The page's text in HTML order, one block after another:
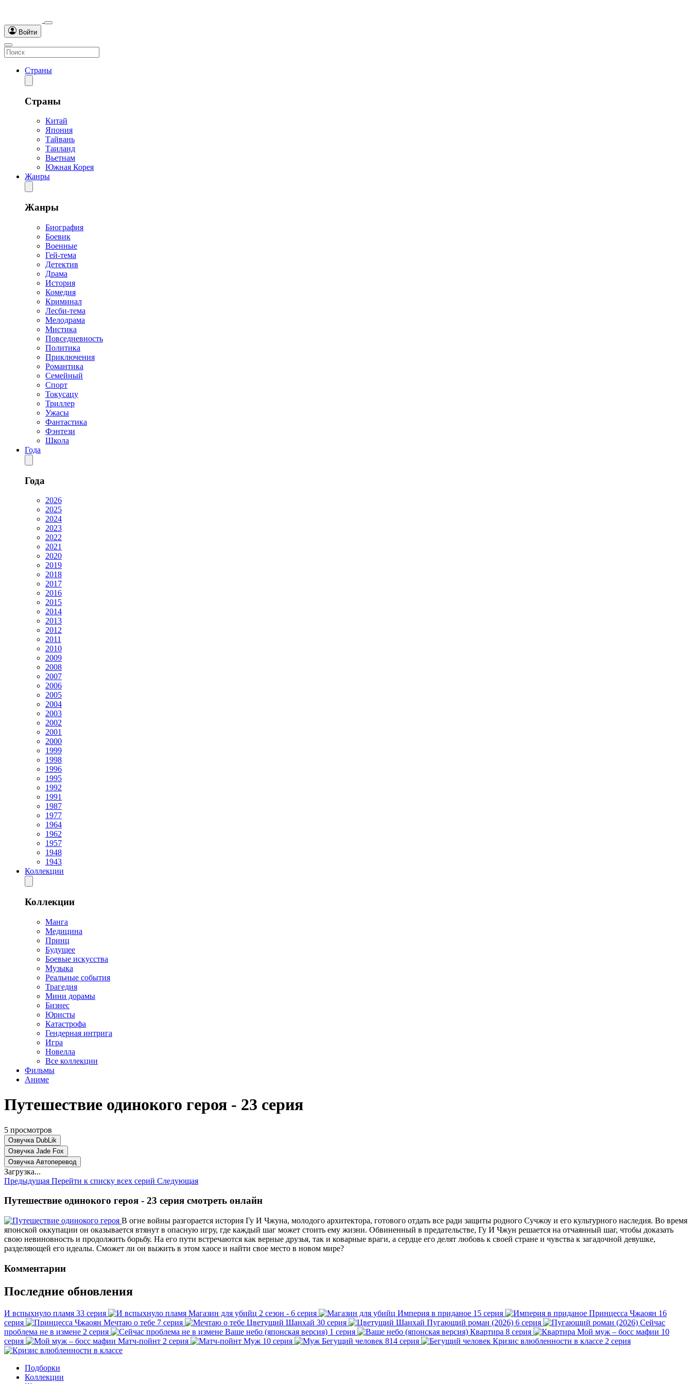
Войти
Страны
Страны
Китай
Япония
Тайвань
Таиланд
Вьетнам
Южная Корея
Жанры
Жанры
Биография
Боевик
Военные
Гей-тема
Детектив
Драма
История
Комедия
Криминал
Лесби-тема
Мелодрама
Мистика
Повседневность
Политика
Приключения
Романтика
Семейный
Спорт
Токусацу
Триллер
Ужасы
Фантастика
Фэнтези
Школа
Года
Года
2026
2025
2024
2023
2022
2021
2020
2019
2018
2017
2016
2015
2014
2013
2012
2011
2010
2009
2008
2007
2006
2005
2004
2003
2002
2001
2000
1999
1998
1996
1995
1992
1991
1987
1977
1964
1962
1957
1948
1943
Коллекции
Коллекции
Манга
Медицина
Принц
Будущее
Боевые искусства
Музыка
Реальные события
Трагедия
Мини дорамы
Бизнес
Юристы
Катастрофа
Гендерная интрига
Игра
Новелла
Все коллекции
Фильмы
Аниме
Путешествие одинокого героя - 23 серия
5 просмотров
Озвучка DubLik
Озвучка Jade Fox
Озвучка Автоперевод
Загрузка...
Предыдущая Перейти к списку всех серий Следующая
Путешествие одинокого героя - 23 серия смотреть онлайн
В огне войны разгорается история Гу И Чжуна, молодого архитектора, готового отдать все ради защиты родного Сучжоу и его культурного наследия. Во время
японской оккупации он оказывается втянут в опасную игру, где каждый шаг может стоить ему жизни. Обвиненный в предательстве, Гу И Чжун решается на отчаянный шаг, чтобы доказать
свою невиновность и продолжить борьбу. На его пути встречаются как верные друзья, так и коварные враги, а сердце его делят любовь к своей стране и чувства к загадочной девушке,
разделяющей его идеалы. Сможет ли он выжить в этом хаосе и найти свое место в новом мире?
Комментарии
Последние обновления
И вспыхнуло пламя 33 серия Магазин для убийц 2 сезон - 6 серия Империя в приданое 15 серия Принцесса Чжаоян 16
серия
Мечтаю о тебе 7 серия Цветущий Шанхай 30 серия Пугающий роман (2026) 6 серия
Сейчас
проблема не в измене 2 серия Ваше небо (японская версия) 1 серия Квартира 8 серия Мой муж – босс мафии 10
серия
Матч-пойнт 2 серия Муж 10 серия Бегущий человек 814 серия Кризис влюбленности в классе 2 серия
Подборки
Коллекции